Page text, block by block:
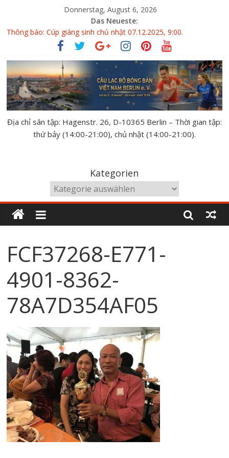
Donnerstag, August 6, 2026
Das Neueste:
Thông báo: Cúp giáng sinh chủ nhật 07.12.2025, 9:00.
Giải bóng bàn GERMAN OPEN 10.10-11.10.2026
Đại hội thành viên CLBBB Việt Nam Berlin 14.06.2026
KẾT QUẢ VÀ XẾP HẠNG GIẢI BÓNG BÀN THÂN THIỆN
BUDAPEST 2026
XẾP BẢNG GIẢI BÓNG BÀN THÂN THIỆN BUDAPEST 02.05-
03.05.2026
Địa chỉ sân tập: Hagenstr. 26, D-10365 Berlin – Thời gian tập:
thứ bảy (14:00-21:00), chủ nhật (14:00-21:00).
Kategorien
FCF37268-E771-
4901-8362-
78A7D354AF05